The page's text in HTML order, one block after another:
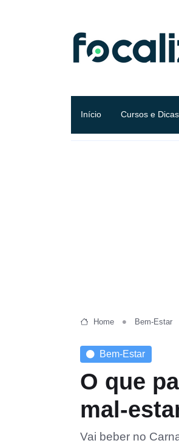
Início Cursos e Dicas
Home Bem-Estar
Bem-Estar
O que
mal-
Vai beber no